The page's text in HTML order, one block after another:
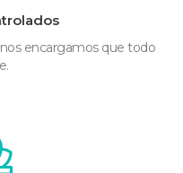
encargamos que todo